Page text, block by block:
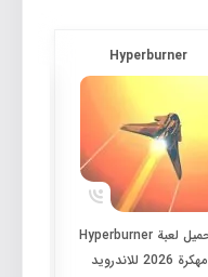
Hyperburner
تحميل لعبة Hyperburner مهكرة 2026 للاندرويد
تحميل لعبة Hyperburner
مهكرة 2026 للاندرويد